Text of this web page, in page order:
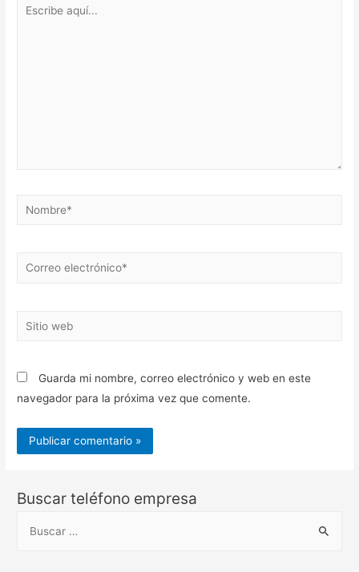
Nombre*
Correo
Sitio
Guarda mi nombre, correo electrónico y web en este
navegador para la próxima vez que comente.
Buscar teléfono empresa